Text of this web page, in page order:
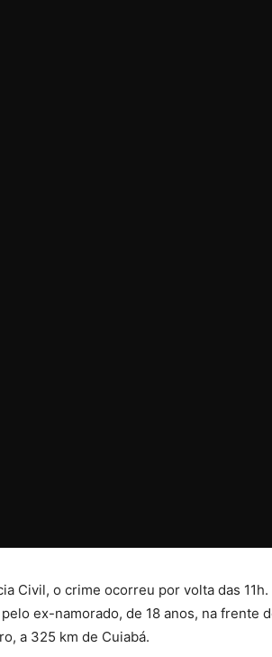
Civil, o crime ocorreu por volta das
ex-namorado, de 18 anos, na frente
a 325 km de Cuiabá.